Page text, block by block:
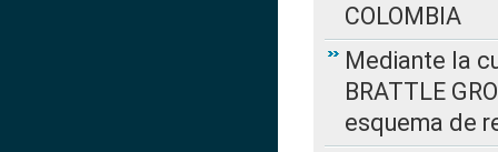
COLOMBIA
Mediante la
BRATTLE
esquema de